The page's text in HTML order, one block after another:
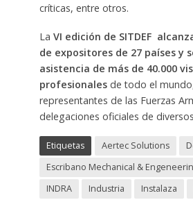
críticas, entre otros.
La VI edición de SITDEF
de expositores de 27 países y
asistencia de más de 40.000
profesionalesde todo el
representantes de las Fuerzas
delegaciones oficiales de
Etiquetas Aertec Solutions
Escribano Mechanical &
INDRA
Industria Instalaza